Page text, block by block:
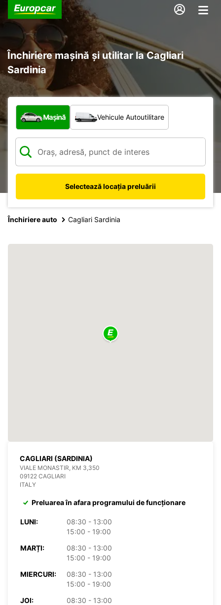
Închiriere mașină și utilitar la Cagliari
Sardinia
Ce tip de vehicul?
Mașină Vehicule Autoutilitare
Selectează locația preluării
Închiriere auto Cagliari Sardinia
CAGLIARI (SARDINIA)
VIALE MONASTIR, KM 3,350
09122 CAGLIARI
ITALY
Preluarea în afara programului de funcționare
LUNI:
08:30 - 13:00
15:00 - 19:00
MARȚI:
08:30 - 13:00
15:00 - 19:00
MIERCURI:
08:30 - 13:00
15:00 - 19:00
JOI:
08:30 - 13:00